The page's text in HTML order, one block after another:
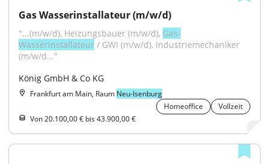
Gas Wasserinstallateur (m/w/d)
"...(m/w/d), Heizungsbauer (m/w/d), Gas-
Wasserinstallateur / GWI (m/w/d), Industriemechaniker
(m/w/d..."
König GmbH & Co KG
Frankfurt am Main, Raum Neu-Isenburg
Homeoffice
Vollzeit
Von 20.100,00 € bis 43.900,00 €